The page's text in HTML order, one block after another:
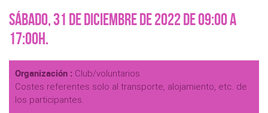
Sábado, 31 de Diciembre de 2022 de 09:00 a
17:00h.
Organización : Club/voluntarios
Costes referentes solo al transporte, alojamiento, etc. de
los participantes.